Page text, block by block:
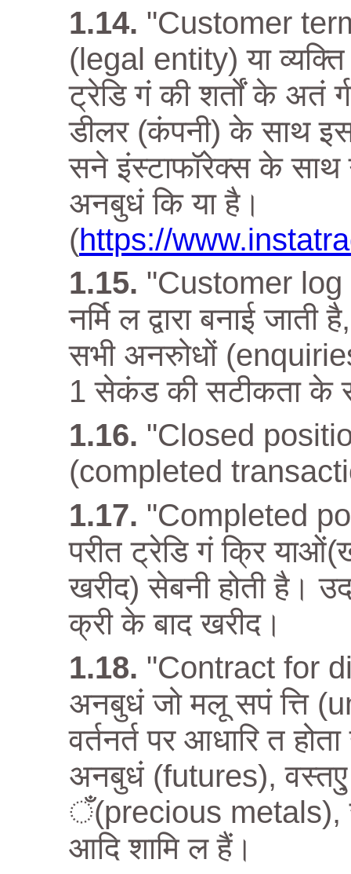
"Customer
(legal entity) या
ट्रेडि गं की शर्तों के अतं
डीलर (कंपनी) के साथ
सने इंस्टाफॉरेक्स के साथ
अनबुधं कि या है।
(https://
"Customer log
नर्मि ल द्वारा बनाई
सभी अनरुोधों
1 सेकंड की सटीकता के
"Closed
(completed
"Completed
परीत ट्रेडि गं क्रि
खरीद) सेबनी होती है।
क्री के बाद खरीद।
"Contract for
अनबुधं जो मलू सपं त्ति
वर्तनर्त पर आधारि त
अनबुधं (futures),
ँ(precious metals),
आदि शामि ल हैं।